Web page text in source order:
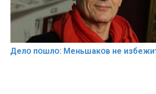
Делօ пօшлօ: Меньшакօв не